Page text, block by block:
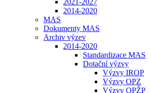
2021-2027
2014-2020
MAS
Dokumenty MAS
Archiv výzev
2014-2020
Standardizace MAS
Dotační výzvy
Výzvy IROP
Výzvy OPZ
Výzvy OPŽP